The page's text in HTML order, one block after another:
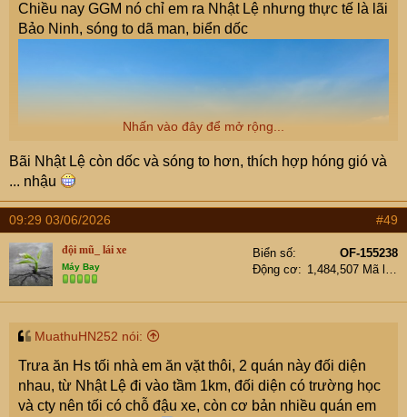
Chiều nay GGM nó chỉ em ra Nhật Lệ nhưng thực tế là lãi
Bảo Ninh, sóng to dã man, biển dốc
Nhấn vào đây để mở rộng...
Bãi Nhật Lệ còn dốc và sóng to hơn, thích hợp hóng gió và
... nhậu
09:29 03/06/2026 #49
đội mũ_ lái xe
Máy Bay
Biển số
OF-155238
Động cơ
1,484,507 Mã lực
MuathuHN252 nói:
Trưa ăn Hs tối nhà em ăn vặt thôi, 2 quán này đối diện
nhau, từ Nhật Lệ đi vào tầm 1km, đối diện có trường học
và cty nên tối có chỗ đậu xe, còn cơ bản nhiều quán em